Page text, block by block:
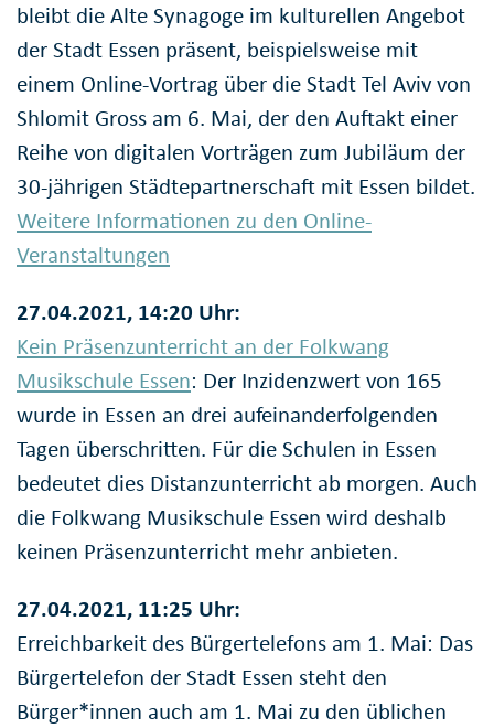
bleibt die Alte Synagoge im kulturellen Angebot
der Stadt Essen präsent, beispielsweise mit
einem Online-Vortrag über die Stadt Tel Aviv von
Shlomit Gross am 6. Mai, der den Auftakt einer
Reihe von digitalen Vorträgen zum Jubiläum der
30-jährigen Städtepartnerschaft mit Essen bildet.
Weitere Informationen zu den Online-
Veranstaltungen
27.04.2021, 14:20 Uhr:
Kein Präsenzunterricht an der Folkwang
Musikschule Essen: Der Inzidenzwert von 165
wurde in Essen an drei aufeinanderfolgenden
Tagen überschritten. Für die Schulen in Essen
bedeutet dies Distanzunterricht ab morgen. Auch
die Folkwang Musikschule Essen wird deshalb
keinen Präsenzunterricht mehr anbieten.
27.04.2021, 11:25 Uhr:
Erreichbarkeit des Bürgertelefons am 1. Mai: Das
Bürgertelefon der Stadt Essen steht den
Bürger*innen auch am 1. Mai zu den üblichen